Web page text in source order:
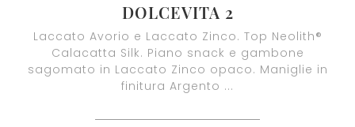
DOLCEVITA 2
Laccato Avorio e Laccato Zinco. Top Neolith®
Calacatta Silk. Piano snack e gambone
sagomato in Laccato Zinco opaco. Maniglie in
finitura Argento ...